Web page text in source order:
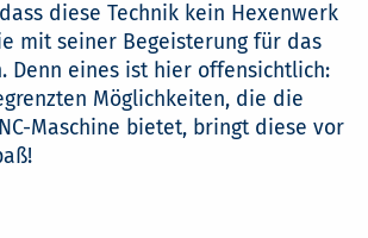
diese Technik kein Hexenwerk
mit seiner Begeisterung für das
Denn eines ist hier offensichtlich:
Möglichkeiten, die die
Maschine bietet, bringt diese vor